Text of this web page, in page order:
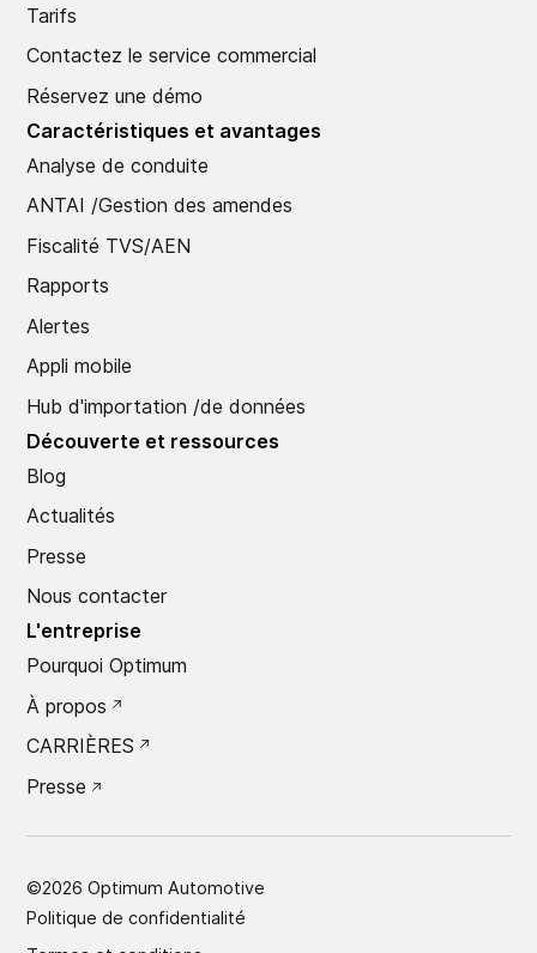
Tarifs
Contactez le service commercial
Réservez une démo
Caractéristiques et avantages
Analyse de conduite
ANTAI /Gestion des amendes
Fiscalité TVS/AEN
Rapports
Alertes
Appli mobile
Hub d'importation /de données
Découverte et ressources
Blog
Actualités
Presse
Nous contacter
L'entreprise
Pourquoi Optimum
À propos
CARRIÈRES
Presse
©2026 Optimum Automotive
Politique de confidentialité